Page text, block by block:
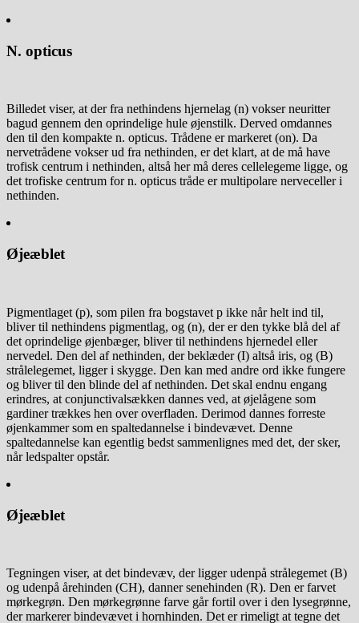
N. opticus
Billedet viser, at der fra nethindens hjernelag (n) vokser neuritter
bagud gennem den oprindelige hule øjenstilk. Derved omdannes
den til den kompakte n. opticus. Trådene er markeret (on). Da
nervetrådene vokser ud fra nethinden, er det klart, at de må have
trofisk centrum i nethinden, altså her må deres cellelegeme ligge, og
det trofiske centrum for n. opticus tråde er multipolare nerveceller i
nethinden.
Øjeæblet
Pigmentlaget (p), som pilen fra bogstavet p ikke når helt ind til,
bliver til nethindens pigmentlag, og (n), der er den tykke blå del af
det oprindelige øjenbæger, bliver til nethindens hjernedel eller
nervedel. Den del af nethinden, der beklæder (I) altså iris, og (B)
strålelegemet, ligger i skygge. Den kan med andre ord ikke fungere
og bliver til den blinde del af nethinden. Det skal endnu engang
erindres, at conjunctivalsækken dannes ved, at øjelågene som
gardiner trækkes hen over overfladen. Derimod dannes forreste
øjenkammer som en spaltedannelse i bindevævet. Denne
spaltedannelse kan egentlig bedst sammenlignes med det, der sker,
når ledspalter opstår.
Øjeæblet
Tegningen viser, at det bindevæv, der ligger udenpå strålegemet (B)
og udenpå årehinden (CH), danner senehinden (R). Den er farvet
mørkegrøn. Den mørkegrønne farve går fortil over i den lysegrønne,
der markerer bindevævet i hornhinden. Det er rimeligt at tegne det